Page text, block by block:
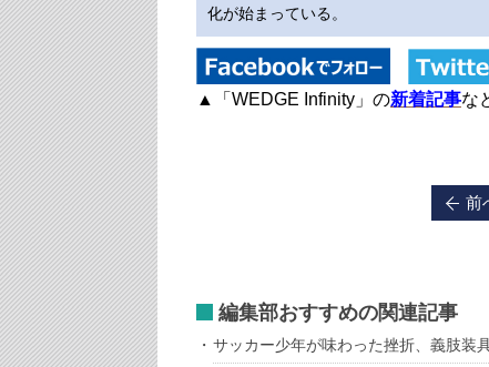
化が始まっている。
▲「WEDGE Infinity」の新着記事な
前
編集部おすすめの関連記事
サッカー少年が味わった挫折、義肢装